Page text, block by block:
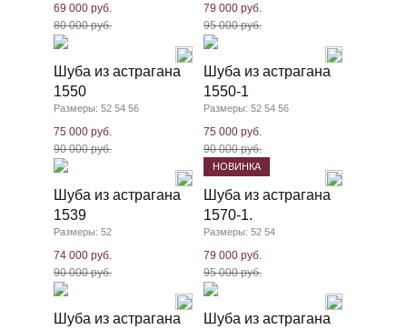
69 000 руб.
80 000 руб.
79 000 руб.
95 000 руб.
Шуба из астрагана
1550
Размеры: 52 54 56
75 000 руб.
90 000 руб.
Шуба из астрагана
1550-1
Размеры: 52 54 56
75 000 руб.
90 000 руб.
Шуба из астрагана
1539
Размеры: 52
74 000 руб.
90 000 руб.
НОВИНКА
Шуба из астрагана
1570-1.
Размеры: 52 54
79 000 руб.
95 000 руб.
Шуба из астрагана
Шуба из астрагана